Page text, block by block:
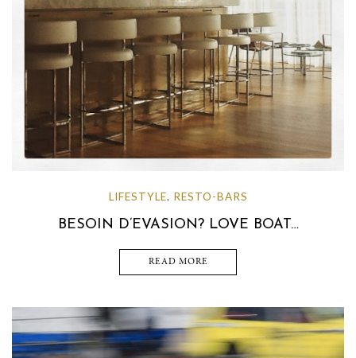
LIFESTYLE, RESTO-BARS
BESOIN D’EVASION? LOVE BOAT…
READ MORE